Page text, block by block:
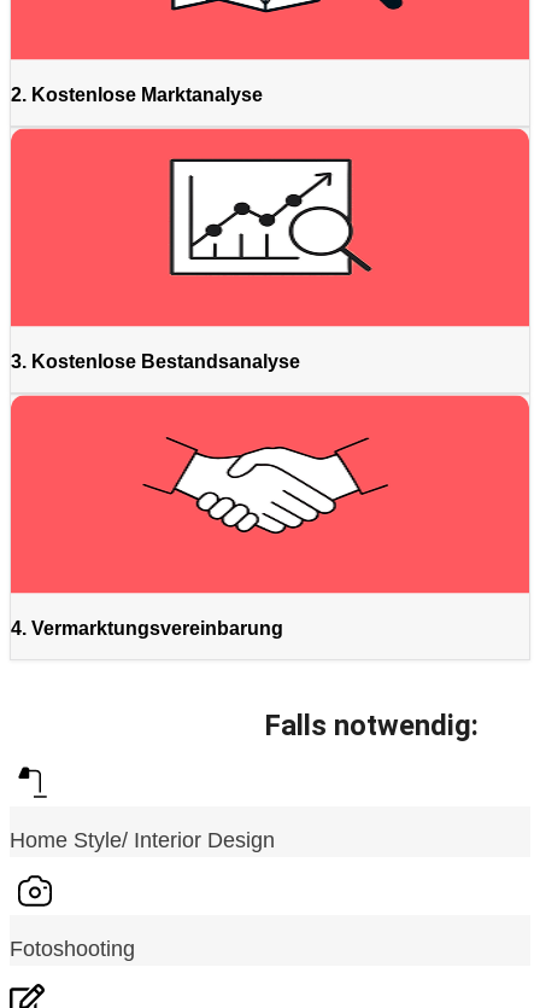
2. Kostenlose Marktanalyse
3. Kostenlose Bestandsanalyse
4. Vermarktungsvereinbarung
Falls notwendig:
Home Style/ Interior Design
Fotoshooting